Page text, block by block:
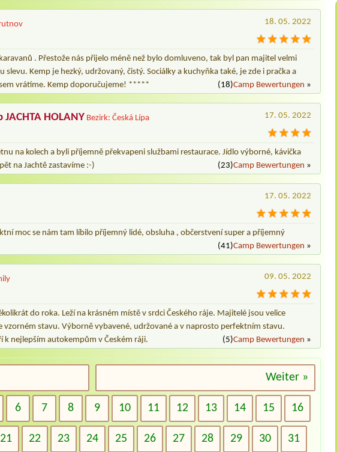
18. 05. 2022
. Přestože nás přijelo méně než bylo domluveno, tak byl pan majitel velmi
Kemp je hezký, udržovaný, čistý. Sociálky a kuchyňka také, je zde i pračka a
vrátíme. Kemp doporučujeme! *****
(18)Camp Bewertungen »
HOLANY Bezirk: Česká Lípa
17. 05. 2022
na kolech a byli příjemně překvapeni službami restaurace. Jídlo výborné, kávička
na Jachtě zastavíme :-)
(23)Camp Bewertungen »
17. 05. 2022
moc se nám tam líbilo příjemný lidé, obsluha , občerstvení super a příjemný
(41)Camp Bewertungen »
09. 05. 2022
do roka. Leží na krásném místě v srdci Českého ráje. Majitelé jsou velice
vzorném stavu. Výborně vybavené, udržované a v naprosto perfektním stavu.
nejlepším autokempům v Českém ráji.
(5)Camp Bewertungen »
Weiter »
6 7 8 9 10 11 12 13 14 15 16
21 22 23 24 25 26 27 28 29 30 31